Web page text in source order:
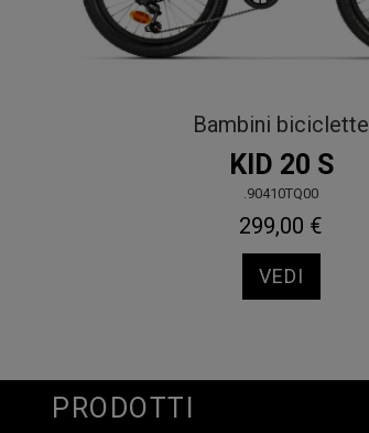
Bambini biciclette
KID 20 S
.90410TQ00
299,00 €
VEDI
PRODOTTI